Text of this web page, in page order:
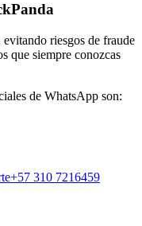
riesgos de fraude
que siempre conozcas
de WhatsApp son:
+57 310 7216459